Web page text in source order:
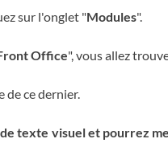
sur l'onglet "Modules".
Office", vous allez
de ce dernier.
texte visuel et pourrez